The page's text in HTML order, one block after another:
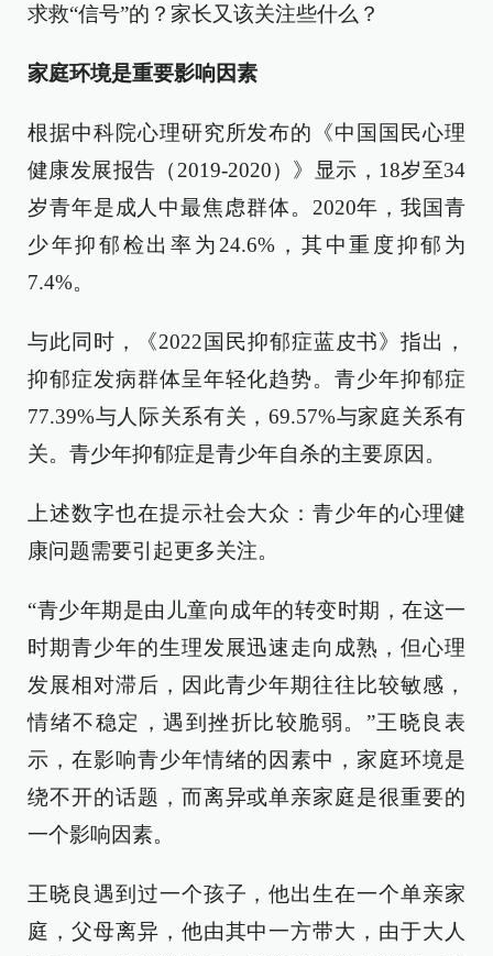
求救“信号”的？家长又该关注些什么？
家庭环境是重要影响因素
根据中科院心理研究所发布的《中国国民心理
健康发展报告（2019-2020）》显示，18岁至34
岁青年是成人中最焦虑群体。2020年，我国青
少年抑郁检出率为24.6%，其中重度抑郁为
7.4%。
与此同时，《2022国民抑郁症蓝皮书》指出，
抑郁症发病群体呈年轻化趋势。青少年抑郁症
77.39%与人际关系有关，69.57%与家庭关系有
关。青少年抑郁症是青少年自杀的主要原因。
上述数字也在提示社会大众：青少年的心理健
康问题需要引起更多关注。
“青少年期是由儿童向成年的转变时期，在这一
时期青少年的生理发展迅速走向成熟，但心理
发展相对滞后，因此青少年期往往比较敏感，
情绪不稳定，遇到挫折比较脆弱。”王晓良表
示，在影响青少年情绪的因素中，家庭环境是
绕不开的话题，而离异或单亲家庭是很重要的
一个影响因素。
王晓良遇到过一个孩子，他出生在一个单亲家
庭，父母离异，他由其中一方带大，由于大人